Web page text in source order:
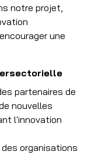
notre projet,
une
partenaires de
nouvelles
l'innovation
organisations